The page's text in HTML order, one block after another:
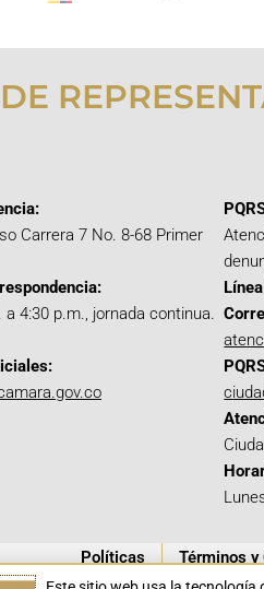
Carrera 7 No. 8-68 Primer
4:30 p.m., jornada continua.
Políticas Términos y